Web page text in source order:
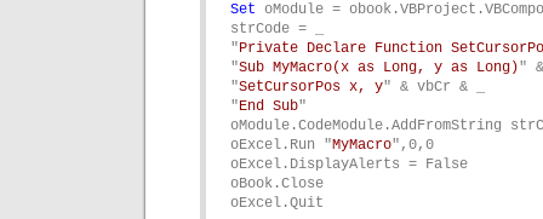
Set oModule =
strCode = _
"Private Declare Function
"Sub MyMacro(x as Long, y as Long)"
"SetCursorPos x, y" & vbCr & _
"End Sub"
oModule.CodeModule.AddFromString
oExcel.Run "MyMacro",0,0
oExcel.DisplayAlerts = False
oBook.Close
oExcel.Quit